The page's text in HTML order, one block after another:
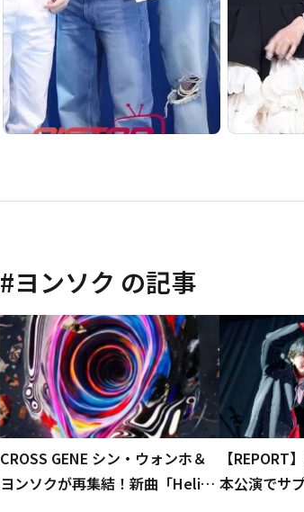
#ヨンソク の記事
CROSS GENE シン・ウォンホ＆
ヨンソクが再集結！新曲「Helico
【REPORT
本公演でサ